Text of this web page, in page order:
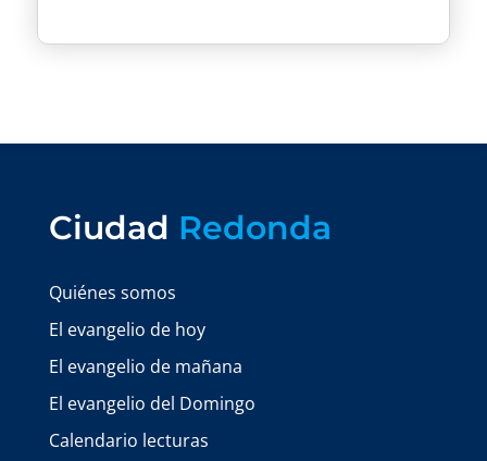
Ciudad Redonda
Quiénes somos
El evangelio de hoy
El evangelio de mañana
El evangelio del Domingo
Calendario lecturas